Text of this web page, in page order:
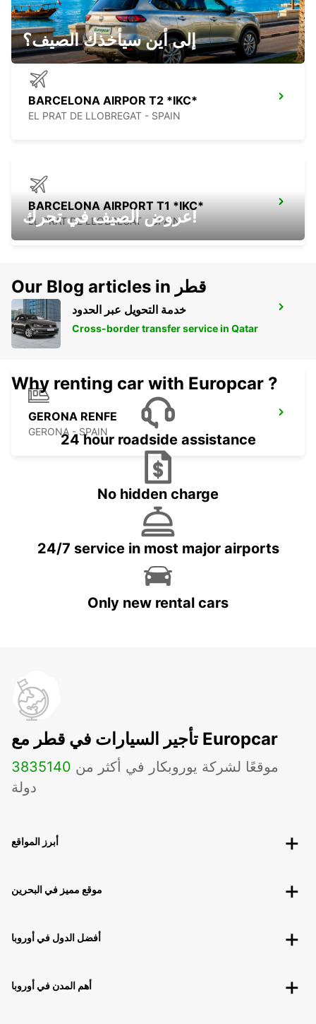
BARCELONA - SPAIN
BARCELONA AIRPOR T2 *IKC*
EL PRAT DE LLOBREGAT - SPAIN
BARCELONA AIRPORT T1 *IKC*
EL PRAT DE LLOBREGAT - SPAIN
GERONA AIRPORT
VILOBÍ D'ONYAR - SPAIN
GERONA RENFE
GERONA - SPAIN
إلى أين سيأخذك الصيف؟
عروض الصيف في تحرك!
Our Blog articles in قطر
خدمة التحويل عبر الحدود
Cross-border transfer service in Qatar
Why renting car with Europcar ?
24 hour roadside assistance
No hidden charge
24/7 service in most major airports
Only new rental cars
تأجير السيارات في قطر مع Europcar
3835 موقعًا لشركة يوروبكار في أكثر من 140
دولة
أبرز المواقع
موقع مميز في البحرين
أفضل الدول في أوروبا
أهم المدن في أوروبا